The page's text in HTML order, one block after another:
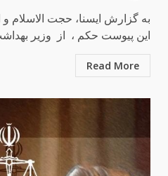
به گزارش ایسنا، حجت الاسلام
این پیوست حکم ، از وزیر
Read More